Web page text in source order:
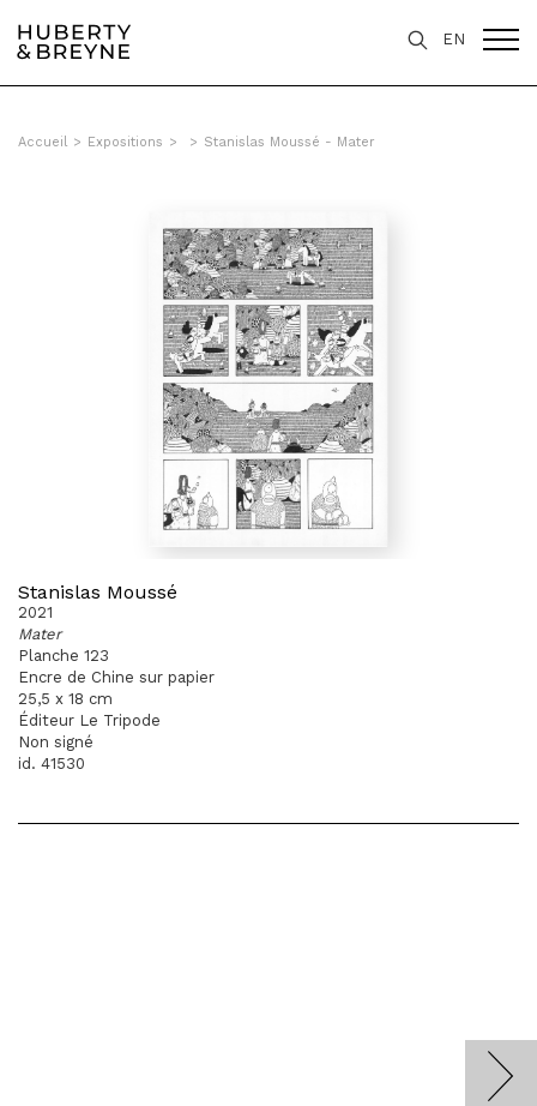
EN
Accueil > Expositions > > Stanislas Moussé - Mater
Stanislas Moussé
2021
Mater
Planche 123
Encre de Chine sur papier
25,5 x 18 cm
Éditeur Le Tripode
Non signé
id. 41530